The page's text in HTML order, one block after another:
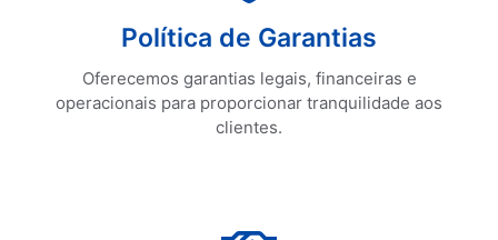
Política de Garantias
Oferecemos garantias legais, financeiras e
operacionais para proporcionar tranquilidade aos
clientes.
Política de Garantias
Solicite uma Cotação